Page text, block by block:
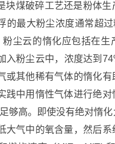
块煤破碎工艺还是粉体生
的最大粉尘浓度通常超
粉尘云的惰化应包括在生
入粉尘云中，浓度达到
或其他稀有气体的惰化
践中用惰性气体进行绝
够高。即使没有绝对惰
大气中的氧含量，然后